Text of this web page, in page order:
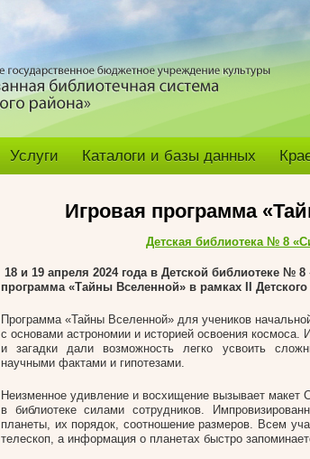
Услуги Каталоги и базы данных
Игровая программа
Детская библиотека № 8
18 и 19 апреля 2024 года в Детской библиотеке №
программа «Тайны Вселенной» в рамках
II
Программа «Тайны Вселенной» для учеников
с основами астрономии и историей освоения космоса.
и загадки дали возможность легко усвоить
научными фактами и гипотезами.
Неизменное удивление и восхищение вызывает макет
в библиотеке силами сотрудников.
планеты, их порядок, соотношение размеров. Всем
телескоп, а информация о планетах быстро